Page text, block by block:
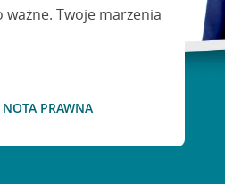
Twoje marzenia
NOTA PRAWNA